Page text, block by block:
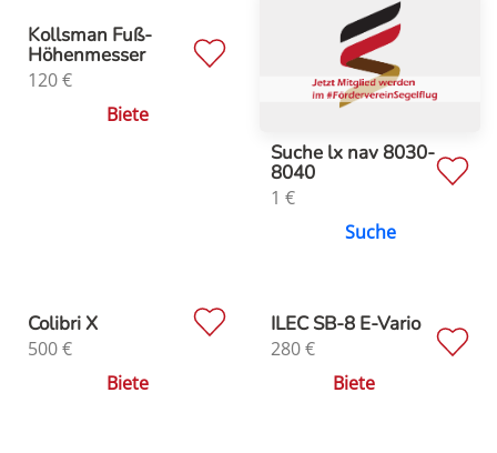
Kollsman Fuß-
Höhenmesser
120€
Biete
Suche lx nav 8030-
8040
1 €
Suche
Colibri X
500€
Biete
ILEC SB-8 E-Vario
280€
Biete